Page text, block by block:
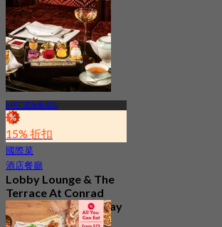
4.6
189 已預訂
起S$ 68
MRT 濱海廣場站
15% 折扣
國際菜
酒店餐廳
Lobby Lounge & The
Terrace At Conrad
Singapore Marina Bay
最新